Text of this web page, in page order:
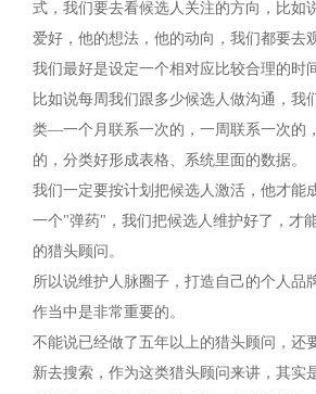
式，我们要去看候选人关注的方向，比如
爱好，他的想法，他的动向，我们都要去
我们最好是设定一个相对应比较合理的时
比如说每周我们跟多少候选人做沟通，我
类—一个月联系一次的，一周联系一次的
的，分类好形成表格、系统里面的数据。
我们一定要按计划把候选人激活，他才能
一个"弹药"，我们把候选人维护好了，才
的猎头顾问。
所以说维护人脉圈子，打造自己的个人品
作当中是非常重要的。
不能说已经做了五年以上的猎头顾问，还
新去搜索，作为这类猎头顾问来讲，其实